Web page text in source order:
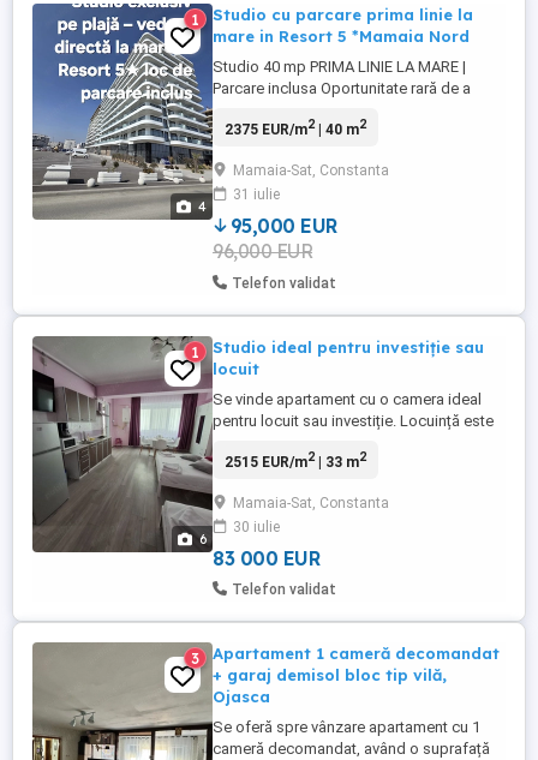
4
1
Studio cu parcare prima linie la
mare in Resort 5 *Mamaia Nord
Studio 40 mp PRIMA LINIE LA MARE |
Parcare inclusa Oportunitate rară de a
Resort Tomis Villa 5 stele Mamaia Nord,
excelent, ideal pentru vacanțe sau
investiție profitabilă. Dotări & finisaje
premium: Parcare ...
2375 EUR/m2| 40 m2
Mamaia-Sat, Constanta
31 iulie
95,000 EUR
96,000 EUR
Telefon validat
6
1
Studio ideal pentru investiție sau
locuit
Se vinde apartament cu o camera ideal
pentru locuit sau investiție. Locuință este
vinde asa cum este in fotografii.
spațioasă ,bucătărie funcțională, mobilată
si utilata ,baie generoasă si balcon.
Dotari:AC,masina de spălat rufe,centrala ...
2515 EUR/m2| 33 m2
Mamaia-Sat, Constanta
30 iulie
83 000 EUR
Telefon validat
3
Apartament 1 cameră decomandat
+ garaj demisol bloc tip vilă,
Ojasca
Se oferă spre vânzare apartament cu 1
cameră decomandat, având o suprafață